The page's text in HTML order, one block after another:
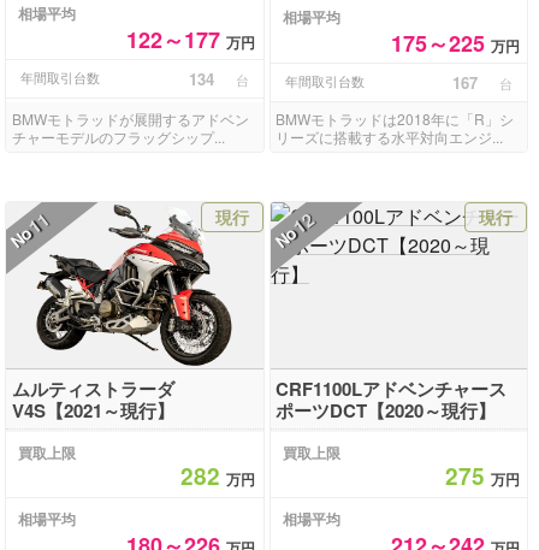
相場平均
122～177万円
年間取引台数 134 台
BMWモトラッドが展開するアドベン
チャーモデルのフラッグシップ...
相場平均
175～225 万円
年間取引台数 167 台
BMWモトラッドは2018年に「R」シ
リーズに搭載する水平対向エンジ...
No
11 現行
ムルティストラーダ
V4S【2021～現行】
買取上限
282万円
相場平均
No
12 現行
CRF1100Lアドベンチャース
ポーツDCT【2020～現行】
買取上限
275 万円
相場平均